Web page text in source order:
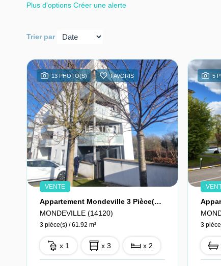
Plus d'options Créer une alerte
Trier par
13 PHOTO(S) FAVORIS
VENTE
Appartement Mondeville 3 Pièce(s) 61.92 M2 Ascenseur Parking Balcon
MONDEVILLE (14120)
3 pièce(s) / 61.92 m²
x 1 x 3 x 2
5
3